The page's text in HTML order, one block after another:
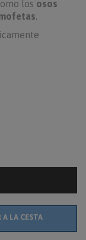
los osos
.
LA CESTA